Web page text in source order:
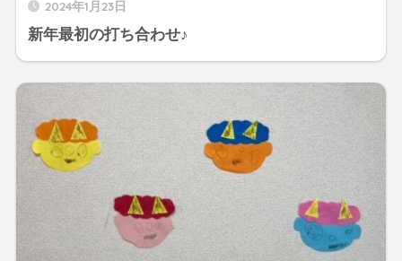
2024年1月23日
新年最初の打ち合わせ♪